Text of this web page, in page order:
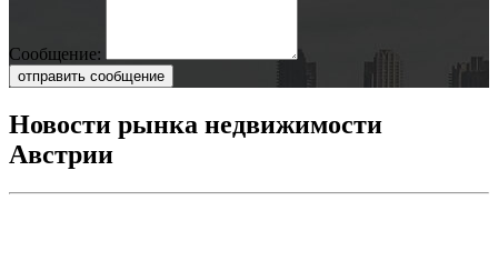
Сообщение:
отправить сообщение
Новости рынка недвижимости
Австрии